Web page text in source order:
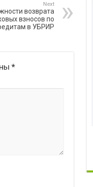
Next
возврата
взносов по
в УБРИР
*